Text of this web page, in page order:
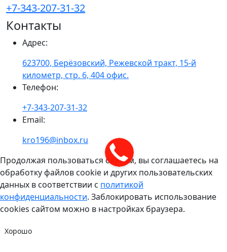
+7-343-207-31-32
Контакты
Адрес:
623700, Берёзовский, Режевской тракт, 15-й
километр, стр. 6, 404 офис.
Телефон:
+7-343-207-31-32
Email:
kro196@inbox.ru
Продолжая пользоваться сайтом, вы соглашаетесь на
обработку файлов cookie и других пользовательских
данных в соответствии с политикой
конфиденциальности. Заблокировать использование
cookies сайтом можно в настройках браузера.
Хорошо